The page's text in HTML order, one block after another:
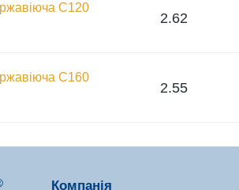
С120
2.62
С160
2.55
Компанія